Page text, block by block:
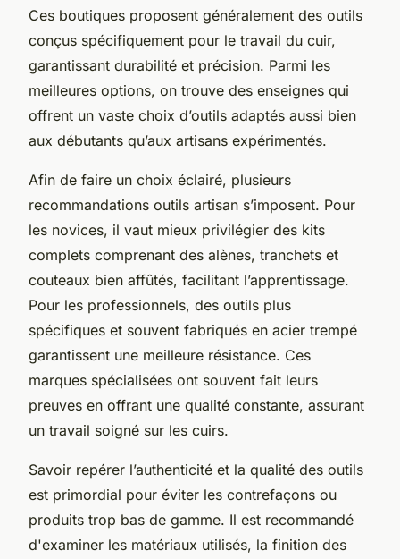
Ces boutiques proposent généralement des outils
conçus spécifiquement pour le travail du cuir,
garantissant durabilité et précision. Parmi les
meilleures options, on trouve des enseignes qui
offrent un vaste choix d’outils adaptés aussi bien
aux débutants qu’aux artisans expérimentés.
Afin de faire un choix éclairé, plusieurs
recommandations outils artisan s’imposent. Pour
les novices, il vaut mieux privilégier des kits
complets comprenant des alènes, tranchets et
couteaux bien affûtés, facilitant l’apprentissage.
Pour les professionnels, des outils plus
spécifiques et souvent fabriqués en acier trempé
garantissent une meilleure résistance. Ces
marques spécialisées ont souvent fait leurs
preuves en offrant une qualité constante, assurant
un travail soigné sur les cuirs.
Savoir repérer l’authenticité et la qualité des outils
est primordial pour éviter les contrefaçons ou
produits trop bas de gamme. Il est recommandé
d'examiner les matériaux utilisés, la finition des